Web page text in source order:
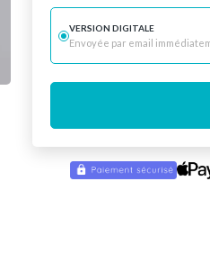
VERSION DIGITALE
Envoyée par email